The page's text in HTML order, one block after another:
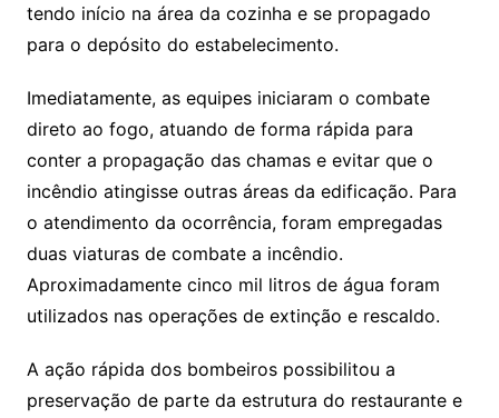
tendo início na área da cozinha e se propagado
para o depósito do estabelecimento.
Imediatamente, as equipes iniciaram o combate
direto ao fogo, atuando de forma rápida para
conter a propagação das chamas e evitar que o
incêndio atingisse outras áreas da edificação. Para
o atendimento da ocorrência, foram empregadas
duas viaturas de combate a incêndio.
Aproximadamente cinco mil litros de água foram
utilizados nas operações de extinção e rescaldo.
A ação rápida dos bombeiros possibilitou a
preservação de parte da estrutura do restaurante e